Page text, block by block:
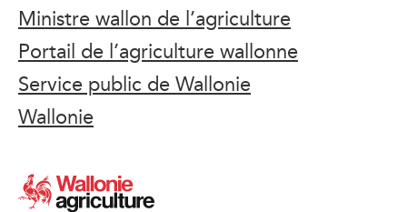
Ministre wallon de l’agriculture
Portail de l’agriculture wallonne
Service public de Wallonie
Wallonie